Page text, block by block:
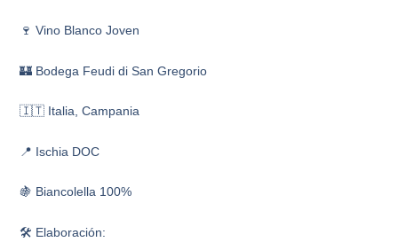
🍷 Vino Blanco Joven
🏰 Bodega Feudi di San Gregorio
🇮🇹 Italia, Campania
📍 Ischia DOC
🍇 Biancolella 100%
🛠️ Elaboración: